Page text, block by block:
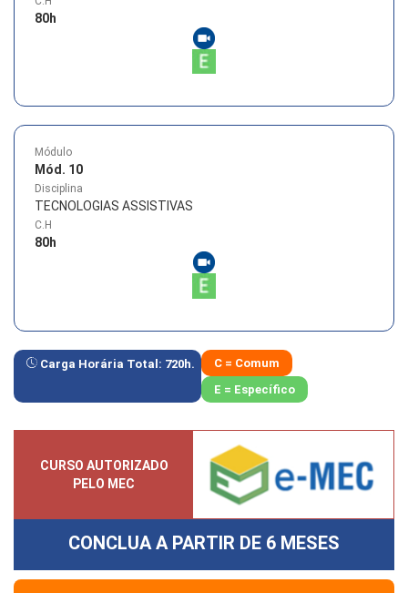
80h
Módulo
Mód. 10
Disciplina
TECNOLOGIAS ASSISTIVAS
C.H
80h
Carga Horária Total: 720h.
C = Comum
E = Específico
CURSO AUTORIZADO
PELO MEC
CONCLUA A PARTIR DE 6 MESES